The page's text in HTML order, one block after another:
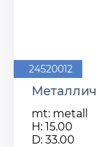
24520012
mt: metall
H: 15.00
D: 33.00